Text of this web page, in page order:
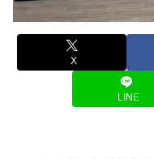
X
LINE